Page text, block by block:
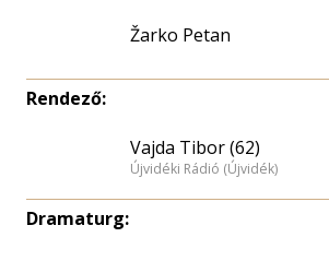
Žarko Petan
Rendező:
Vajda Tibor (62)
Újvidéki Rádió (Újvidék)
Dramaturg: